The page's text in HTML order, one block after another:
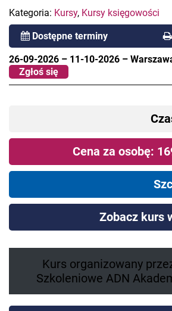
Kategoria: Kursy, Kursy księgowości
Dostępne terminy
26-09-2026 – 11-10-2026 –
Zgłoś się
Cena za osobę:
Zobacz kurs
Kurs organizowany
Szkoleniowe ADN